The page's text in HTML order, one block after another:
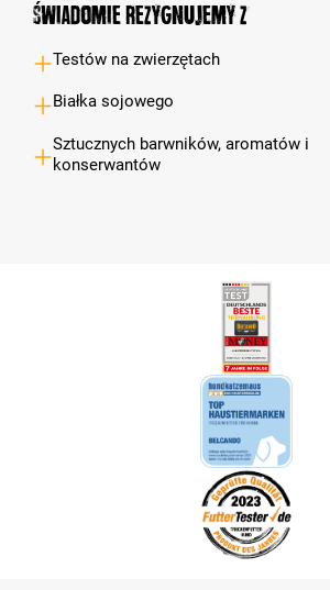
Świadomie rezygnujemy z
Testów na zwierzętach
Białka sojowego
Sztucznych barwników, aromatów i
konserwantów